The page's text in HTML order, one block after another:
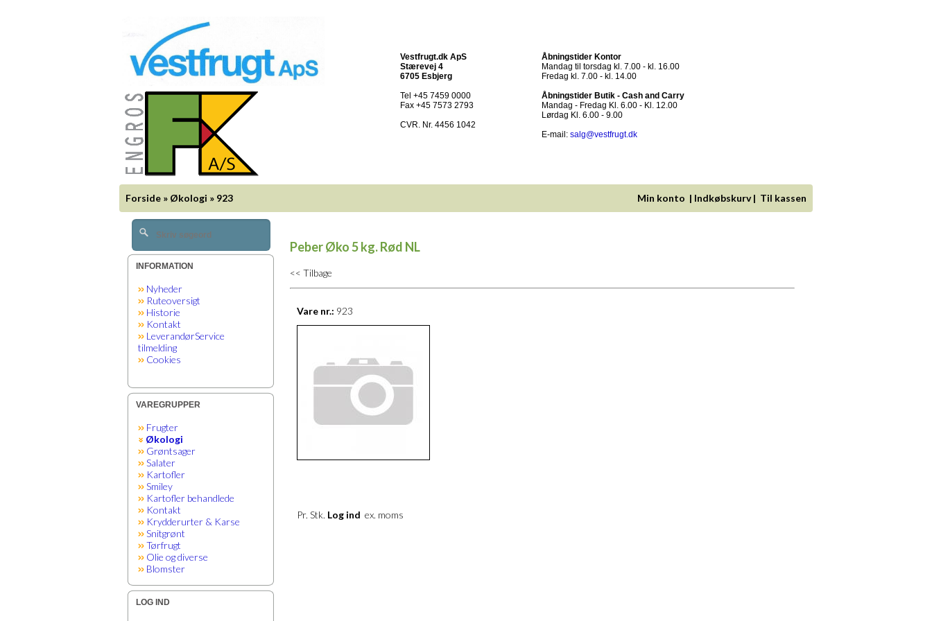
Vestfrugt.dk ApS
Stærevej 4
6705 Esbjerg
Tel +45 7459 0000
Fax +45 7573 2793
CVR. Nr. 4456 1042
Åbningstider Kontor
Mandag til torsdag kl. 7.00 - kl. 16.00
Fredag kl. 7.00 - kl. 14.00
Åbningstider Butik - Cash and Carry
Mandag - Fredag Kl. 6.00 - Kl. 12.00
Lørdag Kl. 6.00 - 9.00
E-mail: salg@vestfrugt.dk
Forside » Økologi » 923 Min konto | Indkøbskurv| Til kassen
INFORMATION
Nyheder
Ruteoversigt
Historie
Kontakt
LeverandørService
tilmelding
Cookies
VAREGRUPPER
Frugter
Økologi
Grøntsager
Salater
Kartofler
Smiley
Kartofler behandlede
Kontakt
Krydderurter & Karse
Snitgrønt
Tørfrugt
Olie og diverse
Blomster
LOG IND
Peber Øko 5 kg. Rød NL
<< Tilbage
Vare nr.: 923
Pr. Stk. Log ind ex. moms